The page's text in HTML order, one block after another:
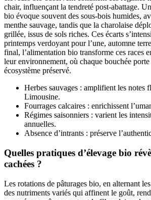
chair, influençant la tendreté post-abattage.
bio évoque souvent des sous-bois humides,
menthe sauvage, tandis que la charolaise
grillée, issus de sols riches. Ces écarts
printemps verdoyant pour l’une, automne
final, l’alimentation bio transforme ces races
leur environnement, où chaque bouchée porte
écosystème préservé.
Herbes sauvages : amplifient les notes
Limousine.
Fourrages calcaires : enrichissent
Régimes saisonniers : varient les
annuelles.
Absence d’intrants : préserve
Quelles pratiques d’élevage bio
cachées ?
Les rotations de pâturages bio, en alternant
des nutriments variés qui affinent le goût,